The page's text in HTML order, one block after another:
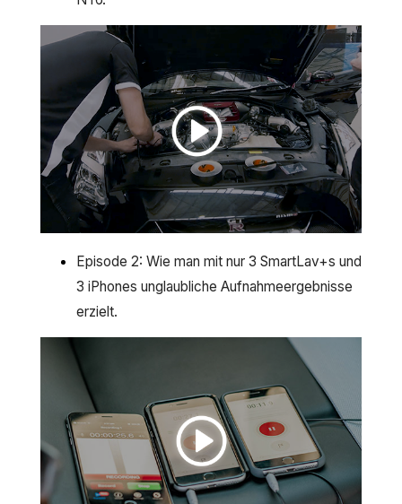
Episode 2: Wie man mit nur 3 SmartLav+s und
3 iPhones unglaubliche Aufnahmeergebnisse
erzielt.